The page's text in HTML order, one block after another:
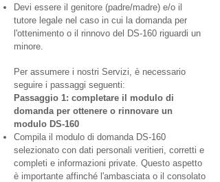
Devi essere il genitore (padre/madre) e/o il
tutore legale nel caso in cui la domanda per
l'ottenimento o il rinnovo del DS-160 riguardi un
minore.
Per assumere i nostri Servizi, è necessario
seguire i passaggi seguenti:
Passaggio 1: completare il modulo di
domanda per ottenere o rinnovare un
modulo DS-160
Compila il modulo di domanda DS-160
selezionato con dati personali veritieri, corretti e
completi e informazioni private. Questo aspetto
è importante affinché l'ambasciata o il consolato